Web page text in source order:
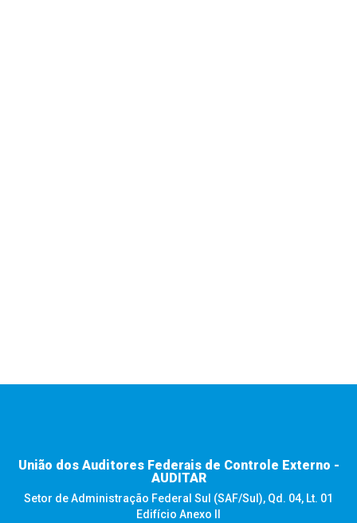
União dos Auditores Federais de Controle Externo -
AUDITAR
Setor de Administração Federal Sul (SAF/Sul), Qd. 04, Lt. 01
Edifício Anexo II